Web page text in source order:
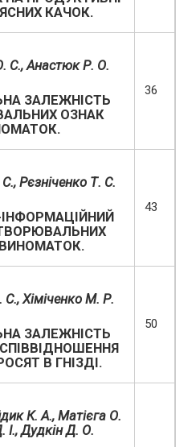
КАЧОК.
С., Анастюк Р. О.
ЗАЛЕЖНІСТЬ
ОЗНАК
36
Рєзніченко Т. С.
43
Хіміченко М. Р.
ЗАЛЕЖНІСТЬ
В ГНІЗДІ.
50
К. А., Матієга О.
І., Дудкін Д. О.